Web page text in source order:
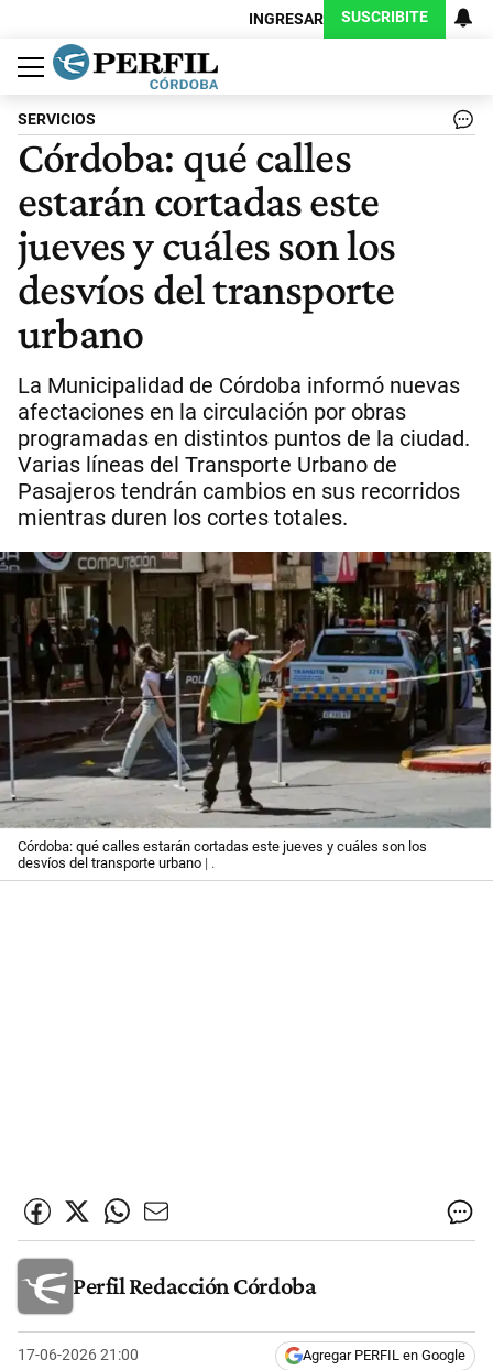
INGRESAR SUSCRIBITE
Política
Economía
Judiciales
Sociedad
Cultura
Espectáculos
Deportes
Protagonistas
SERVICIOS
Córdoba: qué calles
estarán cortadas este
jueves y cuáles son los
desvíos del transporte
urbano
La Municipalidad de Córdoba informó nuevas
afectaciones en la circulación por obras
programadas en distintos puntos de la ciudad.
Varias líneas del Transporte Urbano de
Pasajeros tendrán cambios en sus recorridos
mientras duren los cortes totales.
Córdoba: qué calles estarán cortadas este jueves y cuáles son los
desvíos del transporte urbano | .
Perfil Redacción Córdoba
17-06-2026 21:00 Agregar PERFIL en Google